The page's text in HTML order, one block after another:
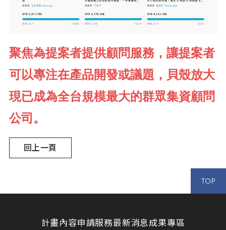
聚焦為提案者提供顧問服務，讓提案者
可以專注在產品開發或議題，貝殼放大
現已成為全台規模最大的群眾集資顧問
公司。
回上一頁
TOP
計畫內容申請服務最新消息成果專區